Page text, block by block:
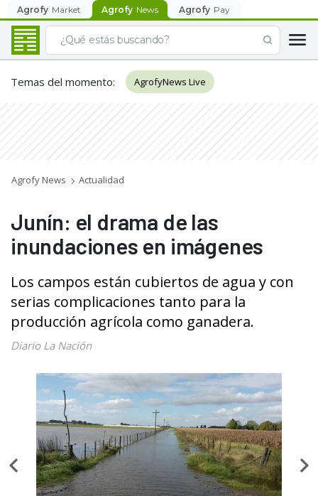
Agrofy Market Agrofy News Agrofy Pay
Temas del momento: AgrofyNews Live
Agrofy News Actualidad
Junín: el drama de las
inundaciones en imágenes
Los campos están cubiertos de agua y con
serias complicaciones tanto para la
producción agrícola como ganadera.
Diario La Nación